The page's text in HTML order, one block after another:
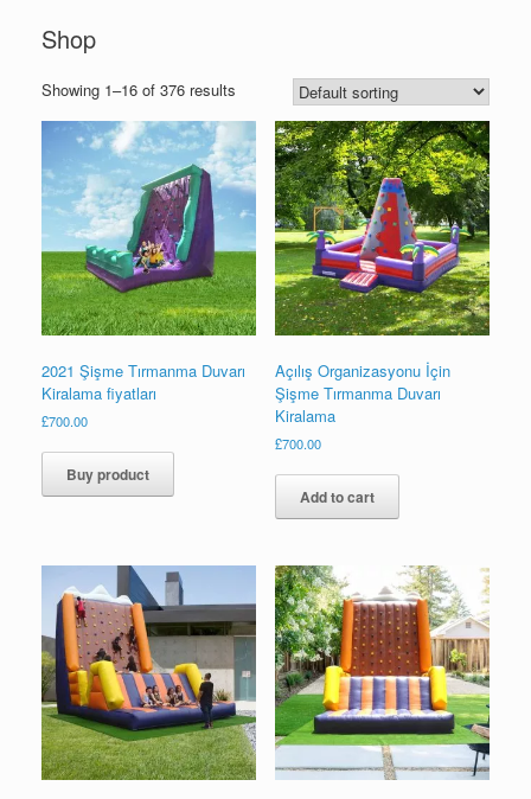
Shop
Showing 1–16 of 376 results
2021 Şişme Tırmanma Duvarı
Kiralama fiyatları
£700.00
Buy product
Açılış Organizasyonu İçin
Şişme Tırmanma Duvarı
Kiralama
£700.00
Add to cart